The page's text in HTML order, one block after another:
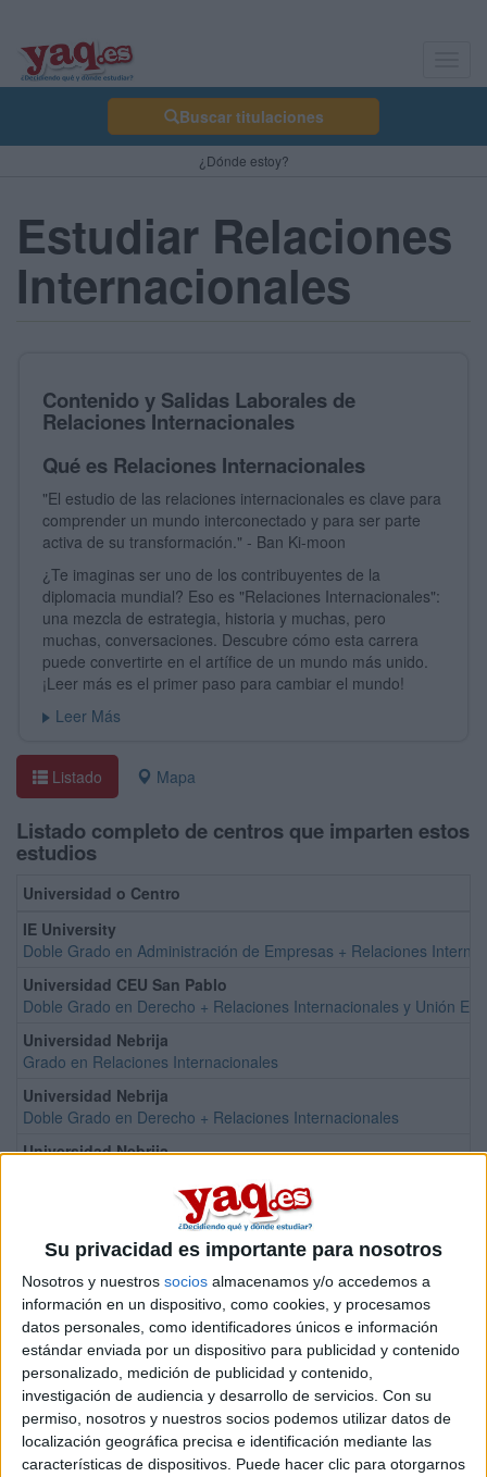
Su privacidad es importante para nosotros
Nosotros y nuestros socios almacenamos y/o accedemos a
información en un dispositivo, como cookies, y procesamos
datos personales, como identificadores únicos e información
estándar enviada por un dispositivo para publicidad y contenido
personalizado, medición de publicidad y contenido,
investigación de audiencia y desarrollo de servicios. Con su
permiso, nosotros y nuestros socios podemos utilizar datos de
localización geográfica precisa e identificación mediante las
características de dispositivos. Puede hacer clic para otorgarnos
Buscar titulaciones
¿Dónde estoy?
Estudiar Relaciones
Internacionales
Contenido y Salidas Laborales de
Relaciones Internacionales
Qué es Relaciones Internacionales
"El estudio de las relaciones internacionales es clave para
comprender un mundo interconectado y para ser parte
activa de su transformación." - Ban Ki-moon
¿Te imaginas ser uno de los contribuyentes de la
diplomacia mundial? Eso es "Relaciones Internacionales":
una mezcla de estrategia, historia y muchas, pero
muchas, conversaciones. Descubre cómo esta carrera
puede convertirte en el artífice de un mundo más unido.
¡Leer más es el primer paso para cambiar el mundo!
Leer Más
Listado Mapa
Listado completo de centros que imparten estos
estudios
Universidad o Centro
IE University
Doble Grado en Administración de Empresas + Relaciones
Universidad CEU San Pablo
Doble Grado en Derecho + Relaciones Internacionales y Unión
Universidad Nebrija
Grado en Relaciones Internacionales
Universidad Nebrija
Doble Grado en Derecho + Relaciones Internacionales
Universidad Nebrija
Doble Grado en Administración de Empresas + Relaciones
Universidad Europea de Madrid
Grado en Relaciones Internacionales (Global Bachelor´s Degree
Universidad Europea de Madrid
Doble Grado en Derecho + Relaciones Internacionales
Universidad Nebrija
Doble Grado en Creación, Administración y Dirección de
Universitat Ramon Llull
Grado en Relaciones Internacionales